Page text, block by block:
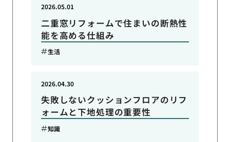
二重窓リフォームで住まいの断熱性
能を高める仕組み
2026.05.01
生活
失敗しないクッションフロアのリフ
ォームと下地処理の重要性
2026.04.30
知識